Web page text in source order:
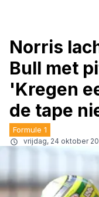
Norris
Bull met
'Kregen
de tape
Formule 1
vrijdag, 24 oktober